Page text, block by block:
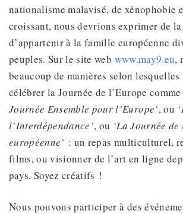
nationalisme malavisé, de xénophobie
croissant, nous devrions exprimer de
d’appartenir à la famille européenne
peuples. Sur le site web www.may9.eu,
beaucoup de manières selon
célébrer la Journée de l’Europe
Journée Ensemble pour l’Europe’, ou
l’Interdépendance’, ou ‘La Journée
européenne’ : un repas multiculturel,
films, ou visionner de l’art en ligne
pays. Soyez créatifs !
Nous pouvons participer à des